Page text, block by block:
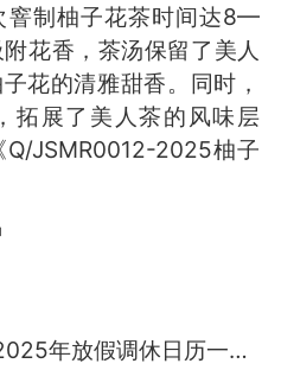
窨制柚子花茶时间达8—
花香，茶汤保留了美人
花的清雅甜香。同时，
拓展了美人茶的风味层
JSMR0012-2025柚子
2025假期放假时间表 2025年放假调休日历一览表